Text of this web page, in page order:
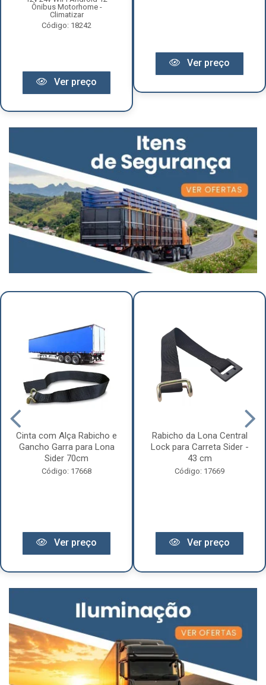
Ônibus Motorhome -
Climatizar
Código: 18242
Ver preço
Ver preço
Cinta com Alça Rabicho e
Gancho Garra para Lona
Sider 70cm
Código: 17668
Ver preço
Rabicho da Lona Central
Lock para Carreta Sider -
43 cm
Código: 17669
Ver preço